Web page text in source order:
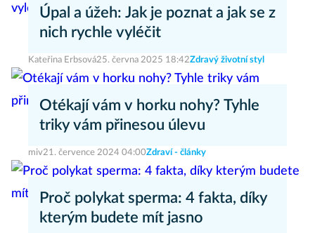
Úpal a úžeh: Jak je poznat a jak se z
nich rychle vyléčit
Kateřina Erbsová25. června 2025 18:42Zdravý životní styl
Otékají vám v horku nohy? Tyhle
triky vám přinesou úlevu
miv21. července 2024 04:00Zdraví - články
Proč polykat sperma: 4 fakta, díky
kterým budete mít jasno